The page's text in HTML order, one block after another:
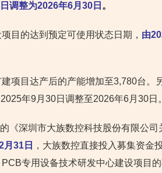
调整为2026年6月30日 。
目的达到预定可使用状态日期， 由
项目达产后的产能增加至3,780台。
年9月30日调整至2026年6月30日。
《深圳市大族数控科技股份有限公司
月31日
，大族数控直接投入募集资金
专用设备技术研发中心建设项目